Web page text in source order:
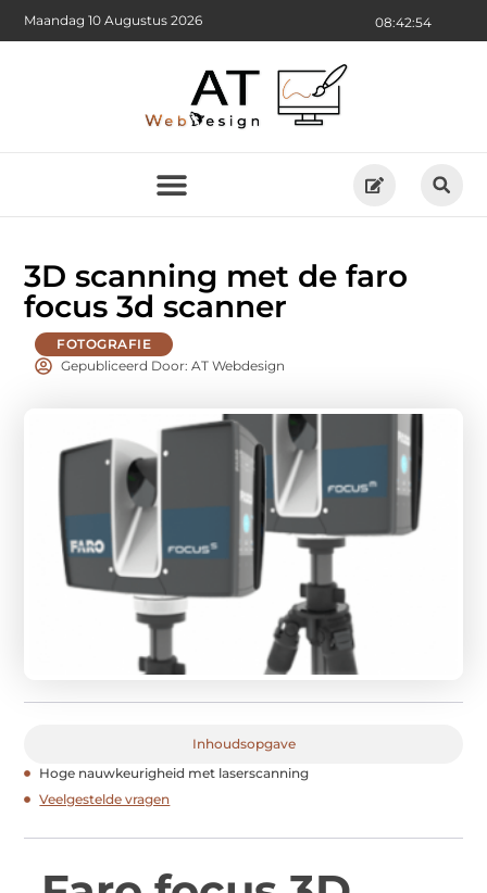
08:42:55
Maandag 10 Augustus 2026
3D scanning met de faro
focus 3d scanner
FOTOGRAFIE
Gepubliceerd Door: AT Webdesign
Inhoudsopgave
Hoge nauwkeurigheid met laserscanning
Veelgestelde vragen